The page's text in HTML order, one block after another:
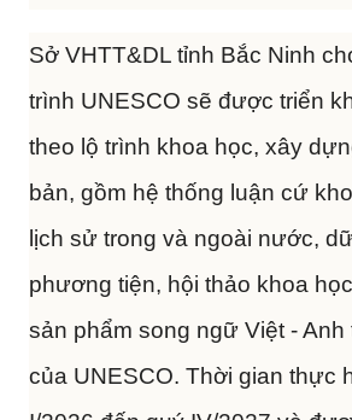
Sở VHTT&DL tỉnh Bắc Ninh
trình UNESCO sẽ được triển
theo lộ trình khoa học, xây
bản, gồm hệ thống luận cứ
lịch sử trong và ngoài nước,
phương tiện, hội thảo khoa
sản phẩm song ngữ Việt - Anh
của UNESCO. Thời gian thực